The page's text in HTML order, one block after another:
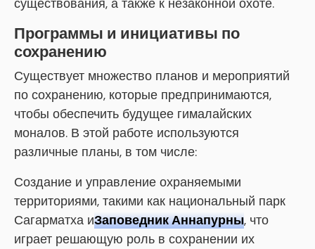
существования, а также к незаконной охоте.
Программы и инициативы по
сохранению
Существует множество планов и мероприятий
по сохранению, которые предпринимаются,
чтобы обеспечить будущее гималайских
моналов. В этой работе используются
различные планы, в том числе:
Создание и управление охраняемыми
территориями, такими как национальный парк
Сагарматха иЗаповедник Аннапурны, что
играет решающую роль в сохранении их